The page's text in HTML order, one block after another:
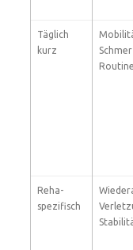
Täglich
kurz
Reha-
spezifisch